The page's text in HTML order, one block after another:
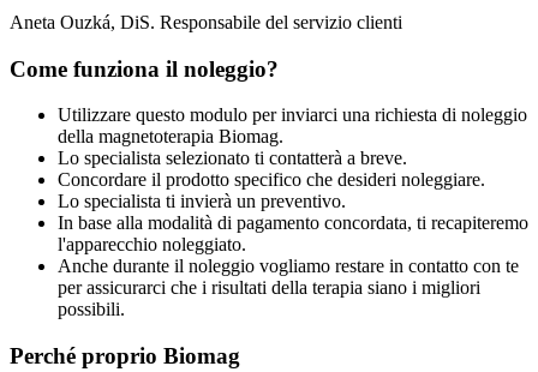
Aneta Ouzká, DiS. Responsabile del servizio clienti
Come funziona il noleggio?
Utilizzare questo modulo per inviarci una richiesta di noleggio
della magnetoterapia Biomag.
Lo specialista selezionato ti contatterà a breve.
Concordare il prodotto specifico che desideri noleggiare.
Lo specialista ti invierà un preventivo.
In base alla modalità di pagamento concordata, ti recapiteremo
l'apparecchio noleggiato.
Anche durante il noleggio vogliamo restare in contatto con te
per assicurarci che i risultati della terapia siano i migliori
possibili.
Perché proprio Biomag